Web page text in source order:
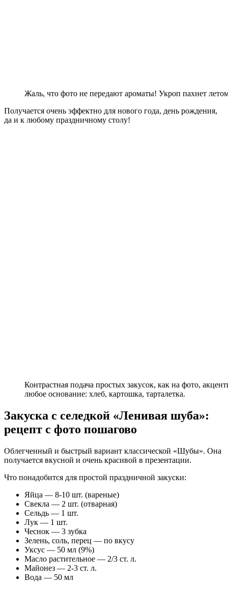
Жаль, что фото не передают ароматы! Укроп пахнет
Получается очень эффектно для нового года, день рождения,
да и к любому праздничному столу!
Контрастная подача простых закусок, как на фото,
любое основание: хлеб, картошка, тарталетка.
Закуска с селедкой «Ленивая шуба»:
рецепт с фото пошагово
Облегченный и быстрый вариант классической «Шубы». Она
получается вкусной и очень красивой в презентации.
Что понадобится для простой праздничной закуски:
Яйца — 8-10 шт. (вареные)
Свекла — 2 шт. (отварная)
Сельдь — 1 шт.
Лук — 1 шт.
Чеснок — 3 зубка
Зелень, соль, перец — по вкусу
Уксус — 50 мл (9%)
Масло растительное — 2/3 ст. л.
Майонез — 2-3 ст. л.
Вода — 50 мл